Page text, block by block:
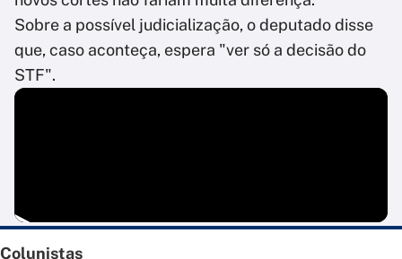
Sobre a possível judicialização, o deputado disse
que, caso aconteça, espera "ver só a decisão do
STF".
Colunistas